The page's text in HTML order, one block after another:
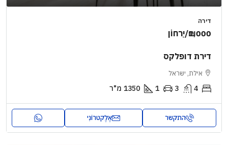
דירה
₪1,000/יַרחוֹן
דירת דופלקס
אילת, ישראל
4
3
1
1350 מ"ר
התקשר אֶלֶקטרוֹנִי